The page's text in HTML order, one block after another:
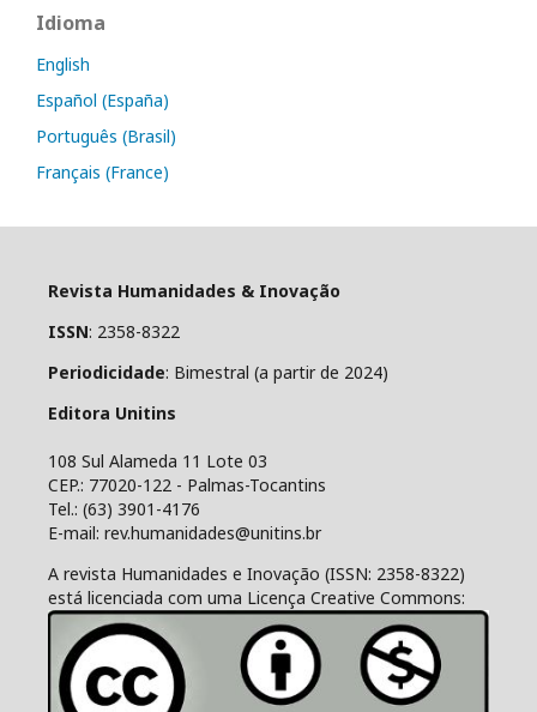
Idioma
English
Español (España)
Português (Brasil)
Français (France)
Revista Humanidades & Inovação
ISSN: 2358-8322
Periodicidade: Bimestral (a partir de 2024)
Editora Unitins
108 Sul Alameda 11 Lote 03
CEP.: 77020-122 - Palmas-Tocantins
Tel.: (63) 3901-4176
E-mail: rev.humanidades@unitins.br
A revista Humanidades e Inovação (ISSN: 2358-8322)
está licenciada com uma Licença Creative Commons: